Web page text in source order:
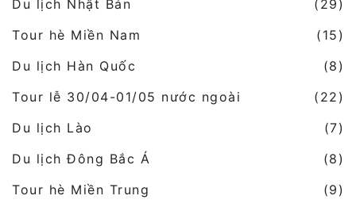
Du lịch Nhật Bản
(29)
Tour hè Miền Nam
(15)
Du lịch Hàn Quốc
(8)
Tour lễ 30/04-01/05 nước ngoài
(22)
Du lịch Lào
(7)
Du lịch Đông Bắc Á
(8)
Tour hè Miền Trung
(9)